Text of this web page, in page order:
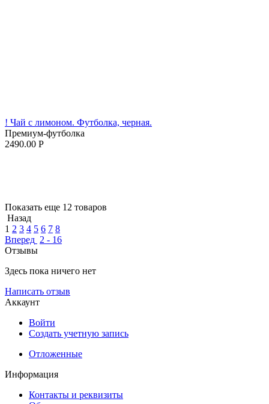
! Чай с лимоном. Футболка, черная.
Премиум-футболка
2490.00 Р
Показать еще 12 товаров
Назад
1 2 3 4 5 6 7 8
Вперед 2 - 16
Отзывы
Здесь пока ничего нет
Написать отзыв
Аккаунт
Войти
Создать учетную запись
Отложенные
Информация
Контакты и реквизиты